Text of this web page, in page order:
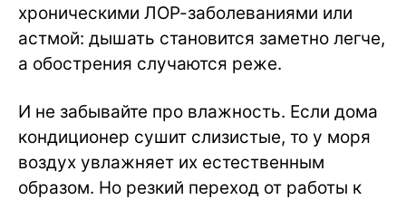
хроническими ЛОР-заболеваниями или
астмой: дышать становится заметно легче,
а обострения случаются реже.
И не забывайте про влажность. Если дома
кондиционер сушит слизистые, то у моря
воздух увлажняет их естественным
образом. Но резкий переход от работы к